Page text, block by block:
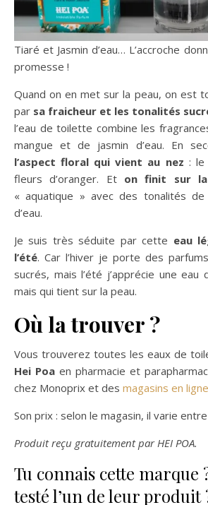
Tiaré et Jasmin d’eau… L’accroche
promesse !
Quand on en met sur la peau, on est
par sa fraicheur et les tonalités
l’eau de toilette combine les
mangue et de jasmin d’eau. En
l’aspect floral qui vient au nez : le
fleurs d’oranger. Et on finit sur
« aquatique » avec des tonalités
d’eau.
Je suis très séduite par cette eau
l’été. Car l’hiver je porte des
sucrés, mais l’été j’apprécie une
mais qui tient sur la peau.
Où la trouver ?
Vous trouverez toutes les eaux de
Hei Poa en pharmacie et
chez Monoprix et des magasins en ligne
Son prix : selon le magasin, il varie
Produit reçu gratuitement par HEI POA.
Tu connais cette marque
testé l’un de leur produit